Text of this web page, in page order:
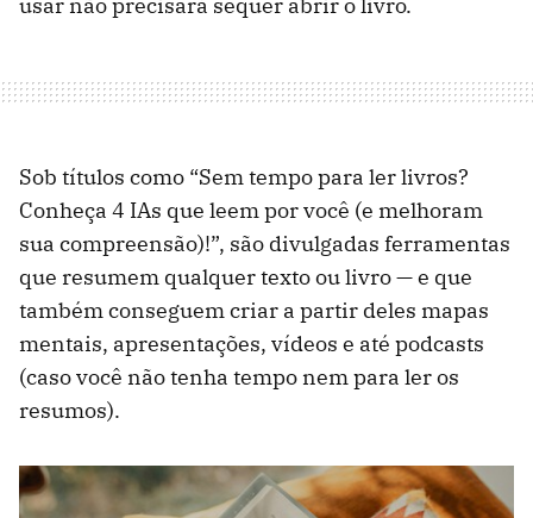
usar não precisará sequer abrir o livro.
Sob títulos como “Sem tempo para ler livros?
Conheça 4 IAs que leem por você (e melhoram
sua compreensão)!”, são divulgadas ferramentas
que resumem qualquer texto ou livro — e que
também conseguem criar a partir deles mapas
mentais, apresentações, vídeos e até podcasts
(caso você não tenha tempo nem para ler os
resumos).